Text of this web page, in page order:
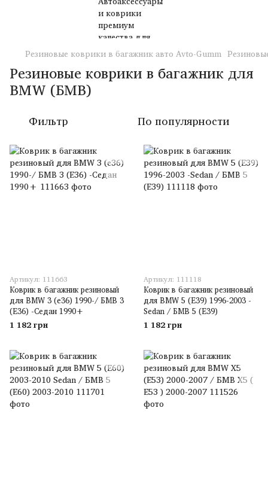
Резиновые коврики в багажник авто Avto-Gumm
Резиновые коврики в багажник для
BMW (БМВ)
Фильтр По популярности
Артикул: 111663
Коврик в багажник резиновый
для BMW 3 (e36) 1990-/ БМВ 3
(Е36) -Седан 1990+
1 182 грн
Артикул: 111118
Коврик в багажник резиновый
для BMW 5 (E39) 1996-2003 -
Sedan / БМВ 5 (Е39)
1 182 грн